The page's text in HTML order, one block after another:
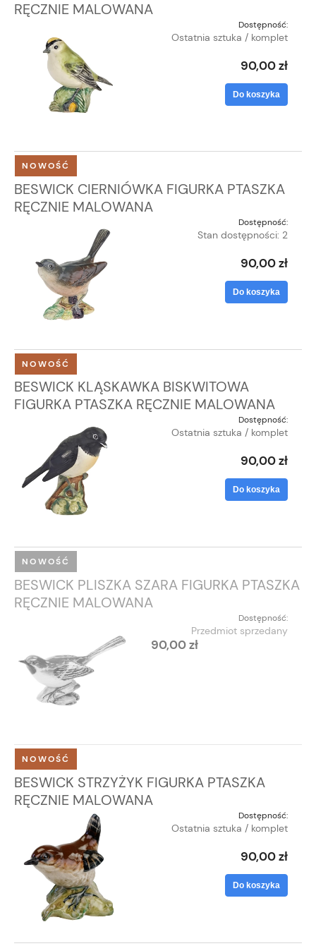
RĘCZNIE MALOWANA
Dostępność:
Ostatnia sztuka / komplet
90,00 zł
Do koszyka
BESWICK CIERNIÓWKA FIGURKA PTASZKA
RĘCZNIE MALOWANA
Dostępność:
Stan dostępności: 2
90,00 zł
Do koszyka
NOWOŚĆ
BESWICK KLĄSKAWKA BISKWITOWA
FIGURKA PTASZKA RĘCZNIE MALOWANA
Dostępność:
Ostatnia sztuka / komplet
90,00 zł
Do koszyka
NOWOŚĆ
BESWICK PLISZKA SZARA FIGURKA PTASZKA
RĘCZNIE MALOWANA
Dostępność:
Przedmiot sprzedany
90,00 zł
NOWOŚĆ
BESWICK STRZYŻYK FIGURKA PTASZKA
RĘCZNIE MALOWANA
Dostępność:
Ostatnia sztuka / komplet
90,00 zł
Do koszyka
NOWOŚĆ